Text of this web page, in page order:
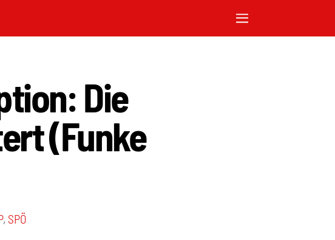
Die
(Funke
, SPÖ